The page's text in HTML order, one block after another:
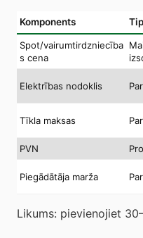
Komponents
Spot/vairumtirdzniecība
s cena
Elektrības nodoklis
Tīkla maksas
PVN
Piegādātāja marža
Likums: pievienojiet